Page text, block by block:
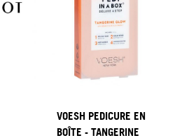
VOESH PEDICURE EN
BOÎTE - TANGERINE